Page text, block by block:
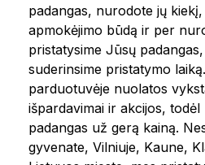
padangas, nurodote jų
apmokėjimo būdą ir per
pristatysime Jūsų
suderinsime pristatymo
parduotuvėje nuolatos
išpardavimai ir akcijos,
padangas už gerą kainą.
gyvenate, Vilniuje, Kaune,